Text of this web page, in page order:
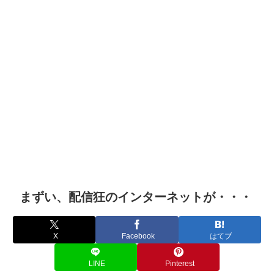
まずい、配信狂のインターネットが・・・
X Facebook はてブ
LINE Pinterest